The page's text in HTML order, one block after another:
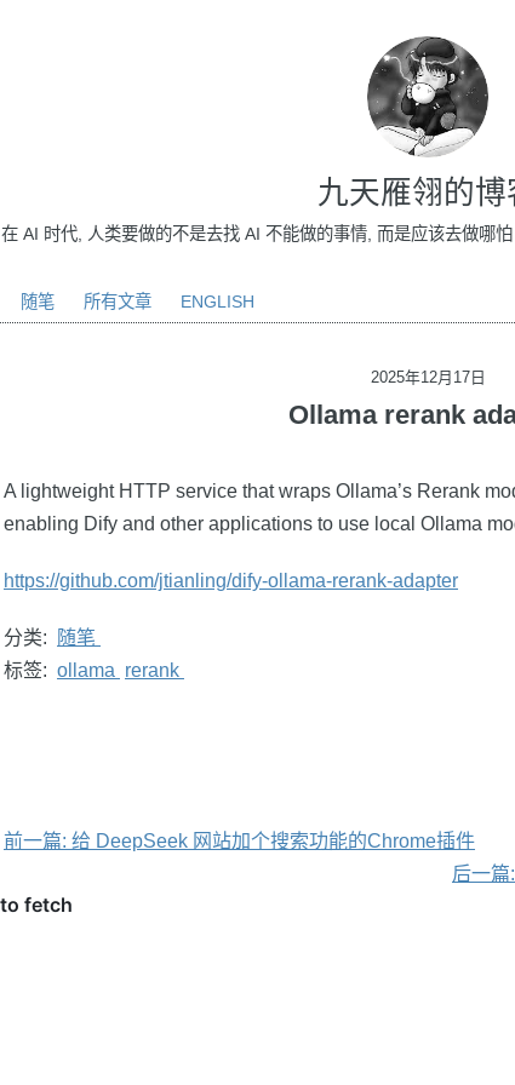
九天雁翎的博
在 AI 时代, 人类要做的不是去找 AI 不能做的事情, 而是应该去做哪
随笔 所有文章 ENGLISH
2025年12月17日
Ollama rerank
A lightweight HTTP service that wraps Ollama’s Rerank
enabling Dify and other applications to use local Ollama
https://github.com/jtianling/dify-ollama-rerank-adapter
分类:
随笔
标签: ollama rerank
前一篇: 给 DeepSeek 网站加个搜索功能的Chrome插件
后一